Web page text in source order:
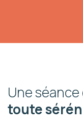
Une séance
toute